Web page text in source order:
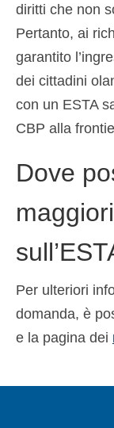
diritti che non
Pertanto, ai
garantito
dei cittadini
con un ESTA
CBP alla
Dove
Per ulteriori
domanda, è
e la pagina dei